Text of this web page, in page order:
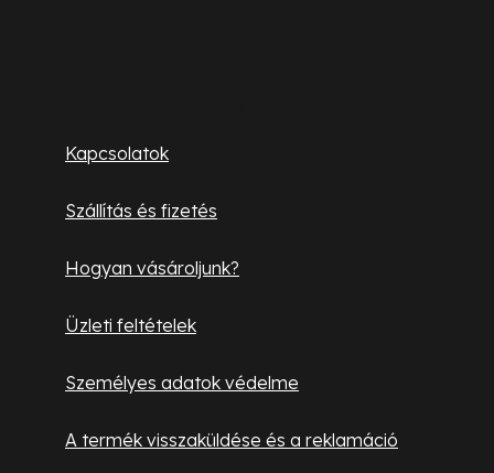
Kapcsolatok
Szállítás és fizetés
Hogyan vásároljunk?
Üzleti feltételek
Személyes adatok védelme
A termék visszaküldése és a reklamáció